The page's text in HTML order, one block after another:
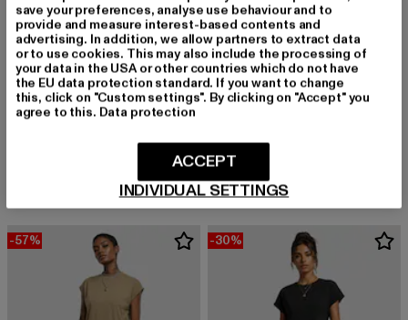
Serif Originator Crop
Derzeitiger Preis: 23,74 EUR
Ladies Short Cotton Jersey
22,04 EUR
Derzeitiger Preis: 22,04 EUR
-57% -30%
save your preferences, analyse use behaviour and to
provide and measure interest-based contents and
advertising. In addition, we allow partners to extract data
or to use cookies. This may also include the processing of
your data in the USA or other countries which do not have
the EU data protection standard. If you want to change
this, click on "Custom settings". By clicking on "Accept" you
agree to this. Data protection
INDIVIDUAL SETTINGS
ACCEPT